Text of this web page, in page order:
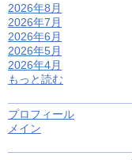
2026年8月
2026年7月
2026年6月
2026年5月
2026年4月
もっと読む
プロフィール
メイン